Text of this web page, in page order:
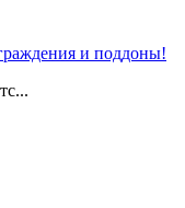
и поддоны!